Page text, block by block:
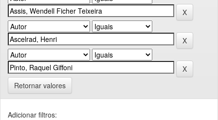
Retornar valores
Adicionar filtros: